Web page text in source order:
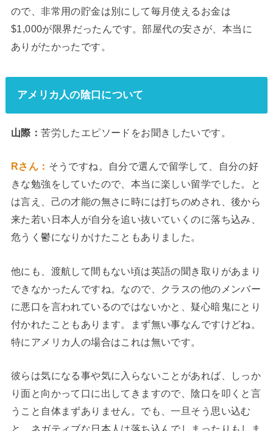
ので、非常用の貯金は別にして毎月使えるお金は
$1,000が限界だったんです。部屋代の安さが、本当に
ありがたかったです。
アメリカ人の陰口について
山際：苦労したエピソードをお聞きしたいです。
Rさん： そうですね。自分で選んで留学して、自分の好
きな勉強をしていたので、本当に楽しい留学でした。と
は言え、己の才能の無さに時には打ちのめされ、後から
来た若い日本人が自分を追い抜いていくのに落ち込み、
危うく鬱になりかけたこともありました。
他にも、渡航して間もない頃は英語の聞き取りがあまり
できなかったんですね。なので、クラスの他のメンバー
に悪口を言われているのではないかと、疑心暗鬼にとり
付かれたこともあります。まず無い事なんですけどね。
特にアメリカ人の場合はこれは無いです。
彼らは気になる事や気に入らないことがあれば、しっか
り面と向かって口に出してきますので、陰口を叩くと言
うこと自体まずありません。でも、一旦そう思い込む
と、ネガティブな日本人は落ち込んでしまったりもしま